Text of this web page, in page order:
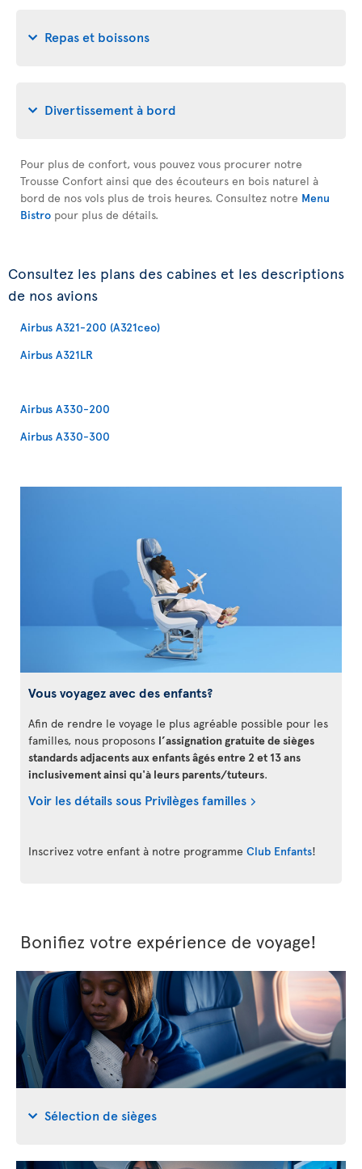
Repas et boissons
Divertissement à bord
Pour plus de confort, vous pouvez vous procurer notre
Trousse Confort ainsi que des écouteurs en bois naturel à
bord de nos vols plus de trois heures. Consultez notre Menu
Bistro pour plus de détails.
Consultez les plans des cabines et les descriptions
de nos avions
Airbus A321-200 (A321ceo)
Airbus A321LR
Airbus A330-200
Airbus A330-300
Vous voyagez avec des enfants?
Afin de rendre le voyage le plus agréable possible pour les
familles, nous proposons l’assignation gratuite de sièges
standards adjacents aux enfants âgés entre 2 et 13 ans
inclusivement ainsi qu'à leurs parents/tuteurs.
Voir les détails sous Privilèges familles
Inscrivez votre enfant à notre programme Club Enfants!
Bonifiez votre expérience de voyage!
Sélection de sièges